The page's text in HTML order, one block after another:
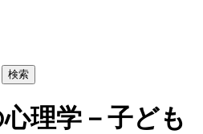
検索
理学－子ども